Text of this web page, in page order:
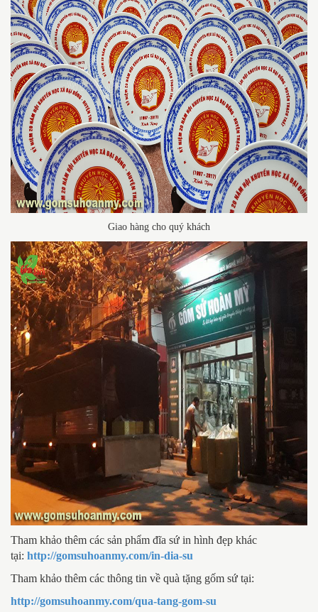
Giao hàng cho quý khách
Tham khảo thêm các sản phẩm đĩa sứ in hình đẹp khác
tại: http://gomsuhoanmy.com/in-dia-su
Tham khảo thêm các thông tin về quà tặng gốm sứ tại:
http://gomsuhoanmy.com/qua-tang-gom-su